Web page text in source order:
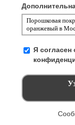
Я согласен